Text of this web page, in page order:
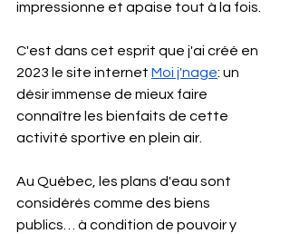
impressionne et apaise tout à la fois.
C'est dans cet esprit que j'ai créé en
2023 le site internet Moi j'nage: un
désir immense de mieux faire
connaître les bienfaits de cette
activité sportive en plein air.
Au Québec, les plans d'eau sont
considérés comme des biens
publics… à condition de pouvoir y